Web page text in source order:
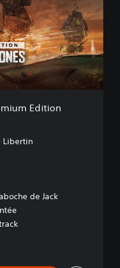
Edition
Libertin
de Jack